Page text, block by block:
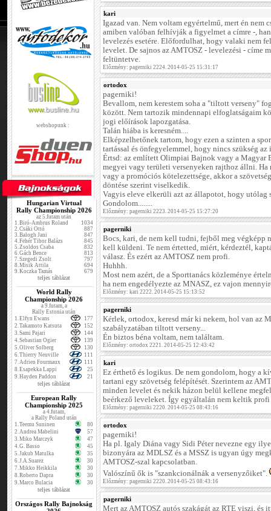
webshopunk :
Hungarian Virtual
Rally Championship 2026
az 5.futam után
1.Biró-Ambrus Roland
1034
2.Csáki Ottó
887
3.Balogh Jani
847
4.Fehér Tibor Balázs
845
5.Zsoldos Csaba
832
6.Gách Bence
813
7.Szegedi Zsolt
797
8.Misik Attila
694
9.Koczka Tamás 679
teljes táblázat
World Rally
Championship 2026
a 9.futam, a
Rally Estonia után
1.Elfyn Ewans
177
2.Takamoto Katsuta
152
3.Sami Pajari
144
4.Sebastian Ogier
139
5.Oliver Solberg
130
6.Thierry Neuville
111
7.Adrien Fourmaux
111
8.Esapekka Lappi
25
9.Hayden Paddon 21
teljes táblázat
European Rally
Championship 2025
a 4.futam,
a Rally Poland után
1.Teemu Suninen
80
2.Andrea Mabelini
57
3.Miko Marczyk
47
4.G. Basso
45
5.Jakub Matulka
35
6.J.A.Suarez
30
7.Mikko Heikkila
30
8.Roberto Dapra
30
9.Marco Bulacia 30
teljes táblázat
Országos Rally Bajnokság
kari
Igazad van. Nem voltam egyértelmű, mert én nem
amiben valóban felhívják a figyelmet a címre -,
levelezés esetére. Előfordulhat, hogy valaki nem
levelet. De sajnos az AMTOSZ - levelezési - címe
feltüntetve.
Előzmény: pagerniki 2224. 2014-05-25 15:31:17
ortodox
pagerniki!
Bevallom, nem kerestem soha a "tiltott verseny"
között. Nem tartozik mindennapi elfoglatságaim
jogi előírások lapozgatása.
Talán hiába is keresném....
Elképzelhetőnek tartom, hogy ezen a szinten a
tartással és önfegyelemmel, hogy nincs szükség
Értsd: az említett Olimpiai Bajnok vagy a Magyar
megyei vagy területi versenyeken rajthoz állni. Ha
vagy a promóciós kötelezettsége, akkor a
döntése szerint viselkedik.
Vagyis eleve elkerüli azt az állapotot, hogy utólag
Gondolom........
Előzmény: pagerniki 2223. 2014-05-25 15:27:20
pagerniki
Bocs, kari, de nem kell tudni, fejből meg végképp
kell küldeni. Te nem értetted, miért, kérdeztél,
válasz. És ezért az AMTOSZ nem profi.
Huhhh.
Most nem azért, de a Sporttanács közleménye
ha nem engedélyezte az MNASZ, ez vajon
Előzmény: kari 2222. 2014-05-25 15:13:52
pagerniki
Kérlek, ortodox, keresd már ki nekem, hol van az
szabályzatában tiltott verseny...
Én biztos béna voltam, nem találtam.
Előzmény: ortodox 2221. 2014-05-25 12:43:42
kari
Ez érthető és logikus. De nem gondolom, hogy a
tartani egy szövetség felépítését. Szerintem az
minden levelet és nekik házon belül kellene
beérkező leveleket. Így egyáltalán nem keltik profi
Előzmény: pagerniki 2220. 2014-05-25 08:43:16
ortodox
pagerniki!
Ha pl. Igaly Diána vagy Sidi Péter nevezne egy
bizonyára az MDLSZ és a MSSZ is ugyan úgy
AMTOSZ-szal kapcsolatban.
Valószínű ők is "szankcionálnák a versenyzőiket".
Előzmény: pagerniki 2220. 2014-05-25 08:43:16
pagerniki
Mert az AMTOSZ autós szakágát az RTE viszi, és